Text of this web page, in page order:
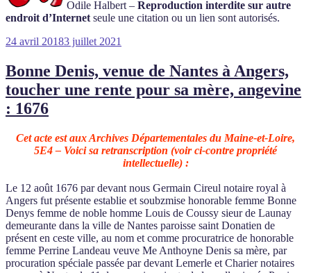
Odile Halbert – Reproduction interdite sur autre
endroit d’Internet seule une citation ou un lien sont autorisés.
Publié
24 avril 20183 juillet 2021
Bonne Denis, venue de Nantes à Angers,
toucher une rente pour sa mère, angevine
: 1676
Cet acte est aux Archives Départementales du Maine-et-Loire,
5E4 – Voici sa retranscription (voir ci-contre propriété
intellectuelle) :
Le 12 août 1676 par devant nous Germain Cireul notaire royal à
Angers fut présente establie et soubzmise honorable femme Bonne
Denys femme de noble homme Louis de Coussy sieur de Launay
demeurante dans la ville de Nantes paroisse saint Donatien de
présent en ceste ville, au nom et comme procuratrice de honorable
femme Perrine Landeau veuve Me Anthoyne Denis sa mère, par
procuration spéciale passée par devant Lemerle et Charier notaires